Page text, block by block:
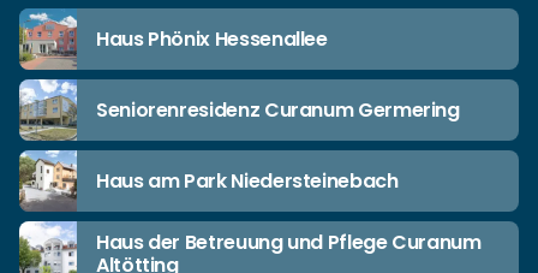
Haus Phönix Hessenallee
Seniorenresidenz Curanum Germering
Haus am Park Niedersteinebach
Haus der Betreuung und Pflege Curanum
Altötting